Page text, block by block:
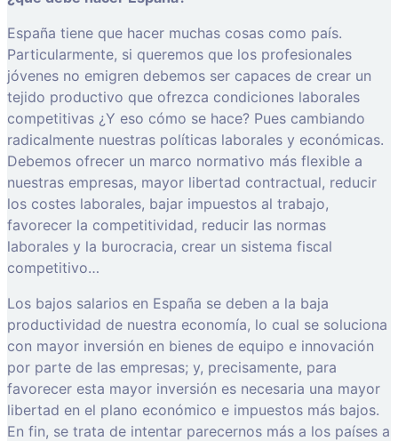
España tiene que hacer muchas cosas como país.
Particularmente, si queremos que los profesionales
jóvenes no emigren debemos ser capaces de crear un
tejido productivo que ofrezca condiciones laborales
competitivas ¿Y eso cómo se hace? Pues cambiando
radicalmente nuestras políticas laborales y económicas.
Debemos ofrecer un marco normativo más flexible a
nuestras empresas, mayor libertad contractual, reducir
los costes laborales, bajar impuestos al trabajo,
favorecer la competitividad, reducir las normas
laborales y la burocracia, crear un sistema fiscal
competitivo…
Los bajos salarios en España se deben a la baja
productividad de nuestra economía, lo cual se soluciona
con mayor inversión en bienes de equipo e innovación
por parte de las empresas; y, precisamente, para
favorecer esta mayor inversión es necesaria una mayor
libertad en el plano económico e impuestos más bajos.
En fin, se trata de intentar parecernos más a los países a